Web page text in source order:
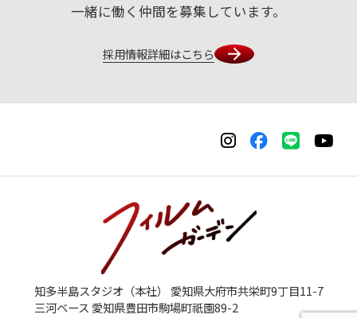
一緒に働く仲間を募集しています。
採用情報詳細はこちら
知多半島スタジオ（本社） 愛知県大府市共栄町9丁目11-7
三河ベース 愛知県豊田市駒場町祇園89-2